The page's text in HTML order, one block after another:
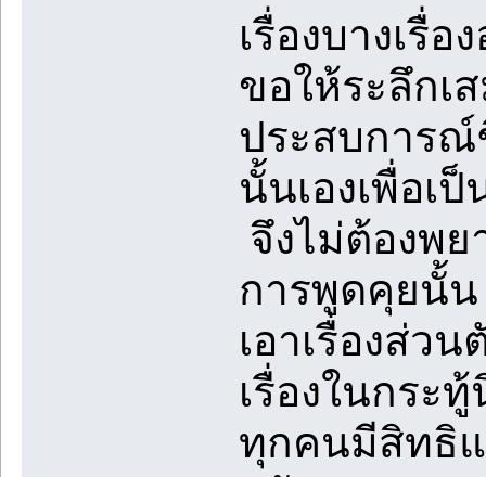
เรื่องบางเรื่อ
ขอให้ระลึกเ
ประสบการณ์
นั้นเองเพื่อเ
จึงไม่ต้องพย
การพูดคุยนั้
เอาเรื่องส่ว
เรื่องในกระ
ทุกคนมีสิทธิ